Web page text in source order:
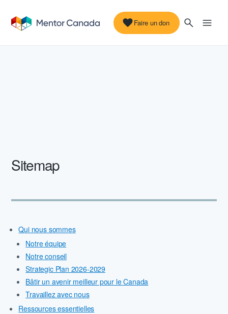
Faire un don
Sitemap
Qui nous sommes
Notre équipe
Notre conseil
Strategic Plan 2026-2029
Bâtir un avenir meilleur pour le Canada
Travaillez avec nous
Ressources essentielles